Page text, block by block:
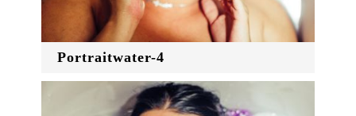
Portraitwater-4